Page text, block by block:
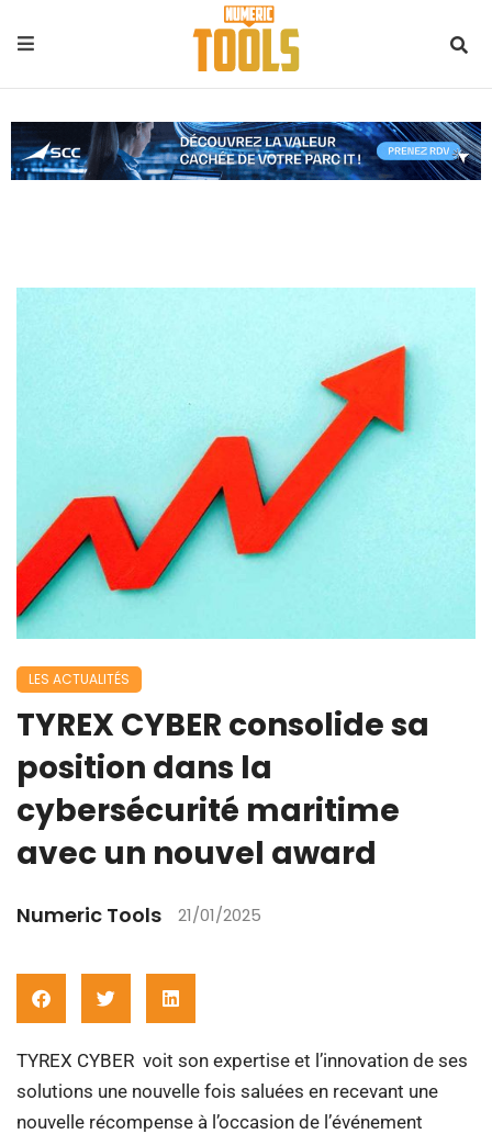
LES ACTUALITÉS
TYREX CYBER consolide sa
position dans la
cybersécurité maritime
avec un nouvel award
Numeric Tools 21/01/2025
TYREX CYBER voit son expertise et l’innovation de ses
solutions une nouvelle fois saluées en recevant une
nouvelle récompense à l’occasion de l’événement